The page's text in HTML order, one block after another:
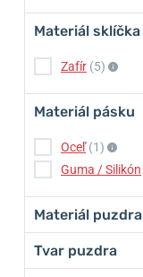
Materiál sklíčka
Zafír (5)
Materiál pásku
Oceľ (1)
Guma / Silikón
Materiál puzdra
Tvar puzdra